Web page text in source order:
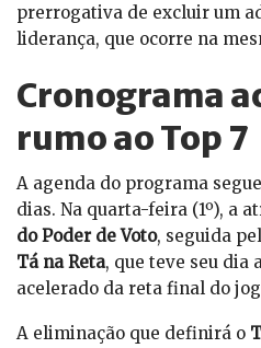
prerrogativa de excluir um
liderança, que ocorre na
Cronograma
rumo ao Top 7
A agenda do programa
dias. Na quarta-feira (1º), a
do Poder de Voto, seguida
Tá na Reta, que teve seu dia
acelerado da reta final do
A eliminação que definirá o